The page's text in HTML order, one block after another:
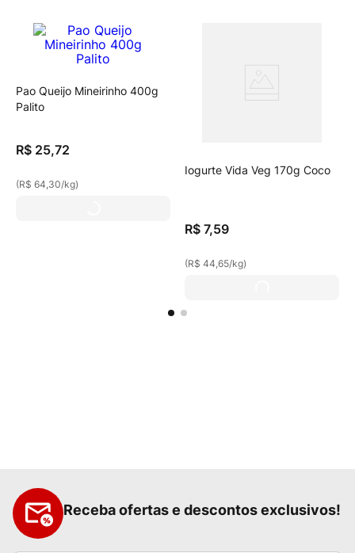
Pao Queijo Mineirinho 400g
Palito
R$ 25,72
(R$ 64,30/kg)
Iogurte Vida Veg 170g Coco
R$ 7,59
(R$ 44,65/kg)
Receba ofertas e descontos exclusivos!